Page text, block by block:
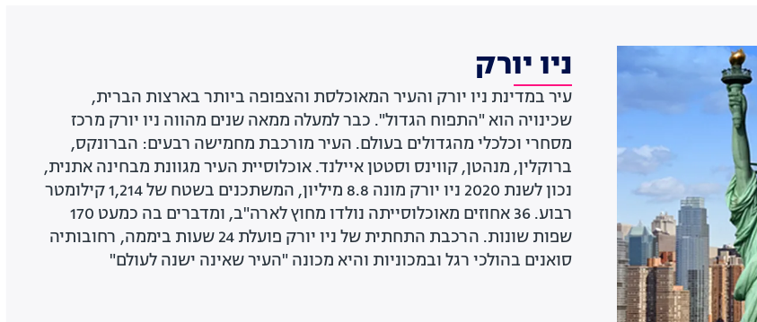
ניו יורק
עיר במדינת ניו יורק והעיר המאוכלסת והצפופה ביותר בארצות הברית,
שכינויה הוא "התפוח הגדול". כבר למעלה ממאה שנים מהווה ניו יורק מרכז
מסחרי וכלכלי מהגדולים בעולם. העיר מורכבת מחמישה רבעים: הברונקס,
ברוקלין, מנהטן, קווינס וסטטן איילנד. אוכלוסיית העיר מגוונת מבחינה אתנית,
נכון לשנת 2020 ניו יורק מונה 8.8 מיליון, המשתכנים בשטח של 1,214 קילומטר
רבוע. 36 אחוזים מאוכלוסייתה נולדו מחוץ לארה"ב, ומדברים בה כמעט 170
שפות שונות. הרכבת התחתית של ניו יורק פועלת 24 שעות ביממה, רחובותיה
סואנים בהולכי רגל ובמכוניות והיא מכונה "העיר שאינה ישנה לעולם"